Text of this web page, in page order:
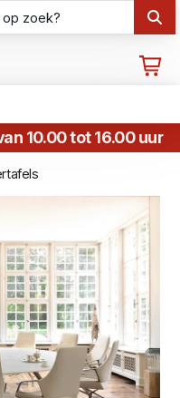
10.00 tot 16.00 uur